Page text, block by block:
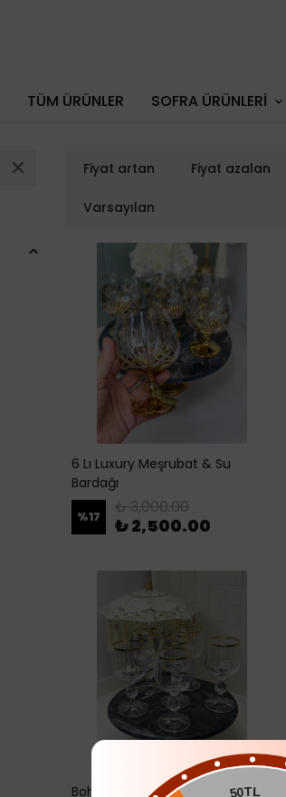
TÜM ÜRÜNLER SOFRA ÜRÜNLERİ
Fiyat artan Fiyat azalan
Varsayılan
6 Lı Luxury Meşrubat & Su
Bardağı
%17 ₺ 3,000.00
₺ 2,500.00
Bohemia 6 Lı Kendinden Çizgili50TL